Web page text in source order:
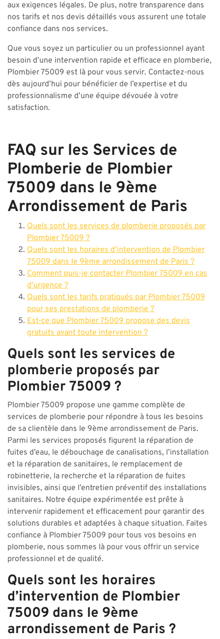
aux exigences légales. De plus, notre transparence dans
nos tarifs et nos devis détaillés vous assurent une totale
confiance dans nos services.
Que vous soyez un particulier ou un professionnel ayant
besoin d’une intervention rapide et efficace en plomberie,
Plombier 75009 est là pour vous servir. Contactez-nous
dès aujourd’hui pour bénéficier de l’expertise et du
professionnalisme d’une équipe dévouée à votre
satisfaction.
FAQ sur les Services de
Plomberie de Plombier
75009 dans le 9ème
Arrondissement de Paris
Quels sont les services de plomberie proposés par
Plombier 75009 ?
Quels sont les horaires d’intervention de Plombier
75009 dans le 9ème arrondissement de Paris ?
Comment puis-je contacter Plombier 75009 en cas
d’urgence ?
Quels sont les tarifs pratiqués par Plombier 75009
pour ses prestations de plomberie ?
Est-ce que Plombier 75009 propose des devis
gratuits avant toute intervention ?
Quels sont les services de
plomberie proposés par
Plombier 75009 ?
Plombier 75009 propose une gamme complète de
services de plomberie pour répondre à tous les besoins
de sa clientèle dans le 9ème arrondissement de Paris.
Parmi les services proposés figurent la réparation de
fuites d’eau, le débouchage de canalisations, l’installation
et la réparation de sanitaires, le remplacement de
robinetterie, la recherche et la réparation de fuites
invisibles, ainsi que l’entretien préventif des installations
sanitaires. Notre équipe expérimentée est prête à
intervenir rapidement et efficacement pour garantir des
solutions durables et adaptées à chaque situation. Faites
confiance à Plombier 75009 pour tous vos besoins en
plomberie, nous sommes là pour vous offrir un service
professionnel et de qualité.
Quels sont les horaires
d’intervention de Plombier
75009 dans le 9ème
arrondissement de Paris ?